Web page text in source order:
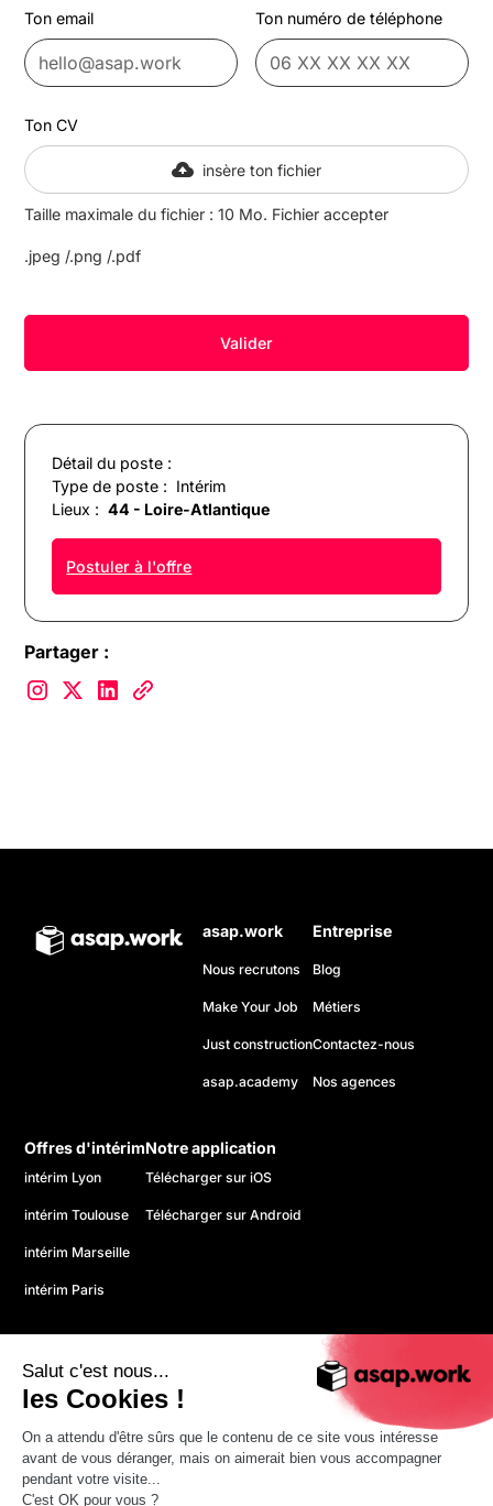
Salut c'est nous...
les Cookies !
On a attendu d'être sûrs que le contenu de ce site vous intéresse
avant de vous déranger, mais on aimerait bien vous accompagner
pendant votre visite...
C'est OK pour vous ?
Détail du poste :
Type de poste : Intérim
Lieux : 44 - Loire-Atlantique
Postuler à l'offre
Partager :
Ton email Ton numéro de téléphone
Ton CV
insère ton fichier
Taille maximale du fichier : 10 Mo. Fichier accepter
.jpeg /.png /.pdf
asap.work
Nous recrutons
Make Your Job
Just construction
asap.academy
Entreprise
Blog
Métiers
Contactez-nous
Nos agences
Offres d'intérim
intérim Lyon
intérim Toulouse
intérim Marseille
intérim Paris
Notre application
Télécharger sur iOS
Télécharger sur Android
CGU
Politique de confidentialité
© 2026 asap. Tous droits réservés.